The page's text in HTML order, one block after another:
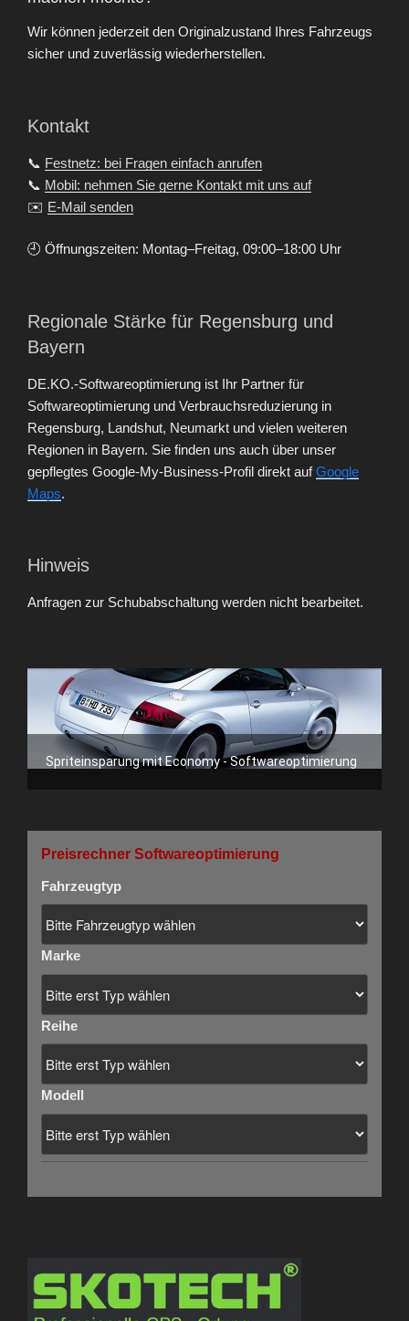
Wir können jederzeit den Originalzustand Ihres Fahrzeugs
sicher und zuverlässig wiederherstellen.
Kontakt
📞 Festnetz: bei Fragen einfach anrufen
📞 Mobil: nehmen Sie gerne Kontakt mit uns auf
✉️ E-Mail senden
🕘 Öffnungszeiten: Montag–Freitag, 09:00–18:00 Uhr
Regionale Stärke für Regensburg und
Bayern
DE.KO.-Softwareoptimierung ist Ihr Partner für
Softwareoptimierung und Verbrauchsreduzierung in
Regensburg, Landshut, Neumarkt und vielen weiteren
Regionen in Bayern. Sie finden uns auch über unser
gepflegtes Google-My-Business-Profil direkt aufGoogle
Maps.
Hinweis
Anfragen zur Schubabschaltung werden nicht bearbeitet.
Spriteinsparung mit Economy - Softwareoptimierung
Preisrechner Softwareoptimierung
Fahrzeugtyp
Marke
Reihe
Modell